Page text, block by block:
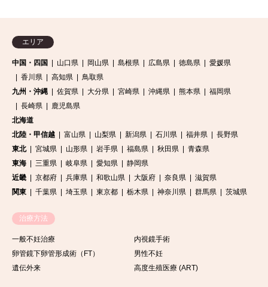
エリア
中国・四国 山口県 岡山県 島根県 広島県 徳島県
愛媛県
香川県
高知県
鳥取県
九州・沖縄
佐賀県 大分県 宮崎県 沖縄県 熊本県
福岡県
長崎県
鹿児島県
北海道
北陸・甲信越
富山県 山梨県 新潟県 石川県 福井県
長野県
東北
宮城県 山形県 岩手県 福島県 秋田県
青森県
東海
三重県 岐阜県 愛知県
静岡県
近畿
京都府 兵庫県 和歌山県 大阪府 奈良県
滋賀県
関東
千葉県 埼玉県 東京都 栃木県 神奈川県 群馬県 茨城県
治療方法
一般不妊治療
内視鏡手術
卵管鏡下卵管形成術（FT）
男性不妊
遺伝外来
高度生殖医療 (ART)